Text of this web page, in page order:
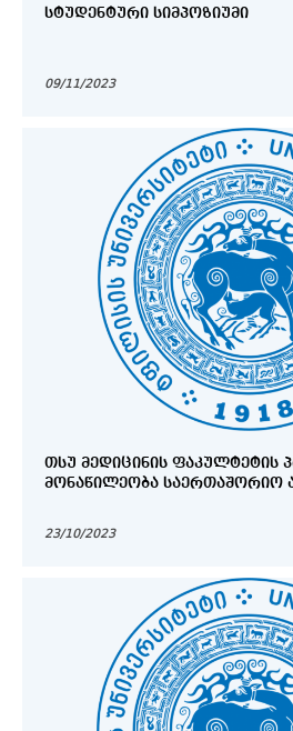
ᲡᲢᲣᲓᲔᲜᲢᲣᲠᲘ ᲡᲘᲛᲞᲝᲖᲘᲣᲛᲘ
09/11/2023
ᲗᲡᲣ ᲛᲔᲓᲘᲪᲘᲜᲘᲡ ᲤᲐᲙᲣᲚᲢᲔᲢᲘᲡ
ᲛᲝᲜᲐᲬᲘᲚᲔᲝᲑᲐ ᲡᲐᲔᲠᲗᲐᲨᲝᲠᲘᲝ
23/10/2023